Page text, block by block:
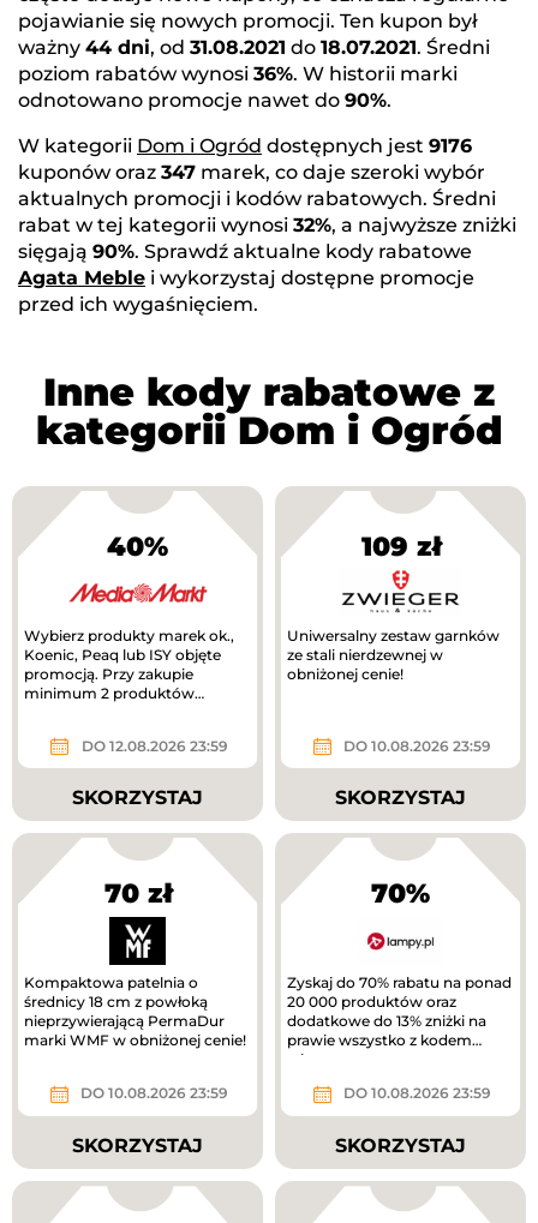
pojawianie się nowych promocji. Ten kupon był
ważny 44 dni, od 31.08.2021 do 18.07.2021. Średni
poziom rabatów wynosi 36%. W historii marki
odnotowano promocje nawet do 90%.
W kategorii Dom i Ogród dostępnych jest 9176
kuponów oraz 347 marek, co daje szeroki wybór
aktualnych promocji i kodów rabatowych. Średni
rabat w tej kategorii wynosi 32%, a najwyższe zniżki
sięgają 90%. Sprawdź aktualne kody rabatowe
Agata Meble i wykorzystaj dostępne promocje
przed ich wygaśnięciem.
Inne kody rabatowe z
kategorii Dom i Ogród
40%
Wybierz produkty marek ok.,
Koenic, Peaq lub ISY objęte
promocją. Przy zakupie
minimum 2 produktów
DO 12.08.2026 23:59
SKORZYSTAJ
109 zł
Uniwersalny zestaw garnków
ze stali nierdzewnej w
obniżonej cenie!
DO 10.08.2026 23:59
SKORZYSTAJ
70 zł
Kompaktowa patelnia o
średnicy 18 cm z powłoką
nieprzywierającą PermaDur
marki WMF w obniżonej cenie!
DO 10.08.2026 23:59
SKORZYSTAJ
70%
Zyskaj do 70% rabatu na ponad
20 000 produktów oraz
dodatkowe do 13% zniżki na
prawie wszystko z kodem
rabatowym.
DO 10.08.2026 23:59
SKORZYSTAJ